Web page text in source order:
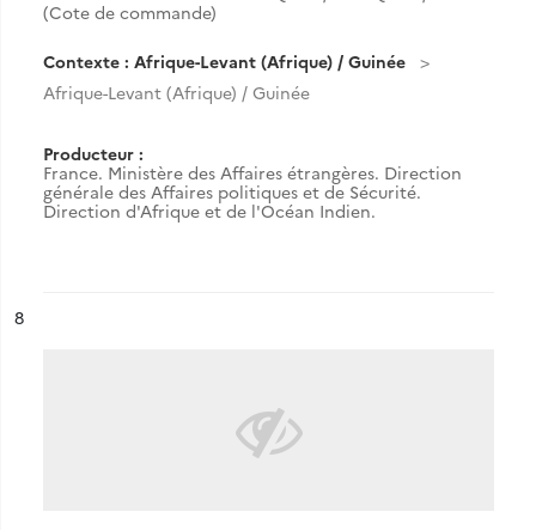
(Cote de commande)
Contexte : Afrique-Levant (Afrique) / Guinée
Afrique-Levant (Afrique) / Guinée
Producteur :
France. Ministère des Affaires étrangères. Direction
générale des Affaires politiques et de Sécurité.
Direction d'Afrique et de l'Océan Indien.
n°
8